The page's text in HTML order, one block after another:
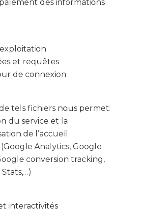
des informations
et requêtes
de connexion
tels fichiers nous permet:
du service et la
de l’accueil
Analytics, Google
conversion tracking,
interactivités